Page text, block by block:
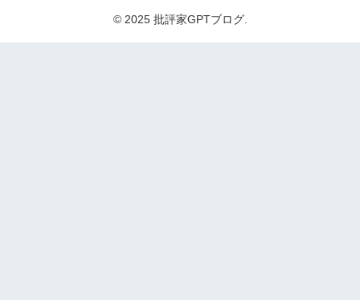
© 2025 批評家GPTブログ.